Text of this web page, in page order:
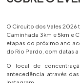
O Circuito dos Vales 2026
Caminhada 3km e 5km e
etapas do próximo ano
do Rio Pardo, com datas a
O local de
antecedência através